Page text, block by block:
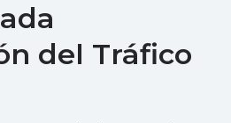
del Tráfico